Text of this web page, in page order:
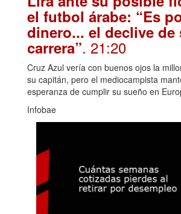
el futbol árabe: “Es
dinero... el declive de
carrera”. 21:20
Cruz Azul vería con buenos ojos la
su capitán, pero el mediocampista
esperanza de cumplir su sueño en
Infobae